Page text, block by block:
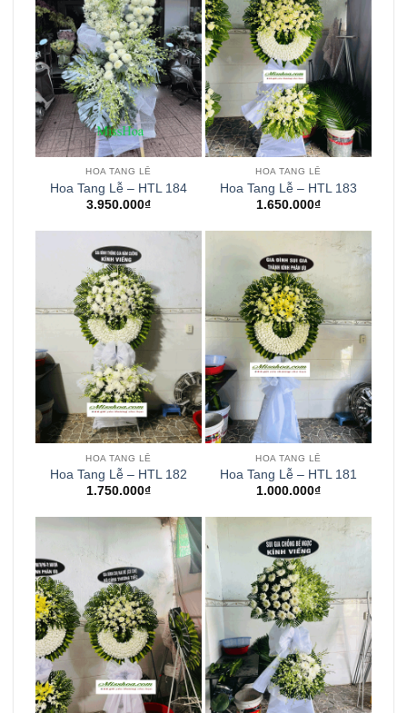
HOA TANG LỄ
Hoa Tang Lễ – HTL 184
3.950.000₫
HOA TANG LỄ
Hoa Tang Lễ – HTL 183
1.650.000₫
HOA TANG LỄ
Hoa Tang Lễ – HTL 182
1.750.000₫
HOA TANG LỄ
Hoa Tang Lễ – HTL 181
1.000.000₫